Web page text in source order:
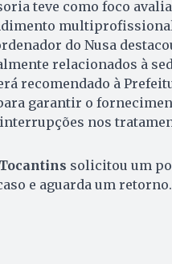
teve como foco
do Nusa
relacionados à
recomendado à
garantir o
nos
solicitou um
e aguarda um retorno.